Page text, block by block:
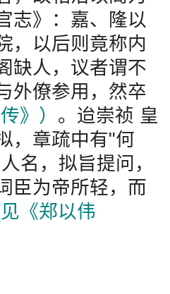
志》：嘉、隆以
，以后则竟称内
缺人，议者谓不
外僚参用，然卒
》） 。迨崇祯 皇
，章疏中有"何
名，拟旨提问，
臣为帝所轻，而
见《郑以伟